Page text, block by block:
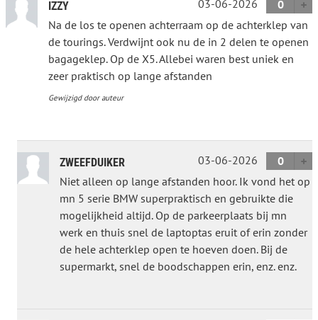
IZZY 03-06-2026
0
Na de los te openen achterraam op de achterklep van
de tourings. Verdwijnt ook nu de in 2 delen te openen
bagageklep. Op de X5. Allebei waren best uniek en
zeer praktisch op lange afstanden
Gewijzigd door auteur
ZWEEFDUIKER 03-06-2026
0
Niet alleen op lange afstanden hoor. Ik vond het op
mn 5 serie BMW superpraktisch en gebruikte die
mogelijkheid altijd. Op de parkeerplaats bij mn
werk en thuis snel de laptoptas eruit of erin zonder
de hele achterklep open te hoeven doen. Bij de
supermarkt, snel de boodschappen erin, enz. enz.